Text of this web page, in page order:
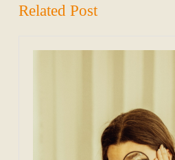
Related Post